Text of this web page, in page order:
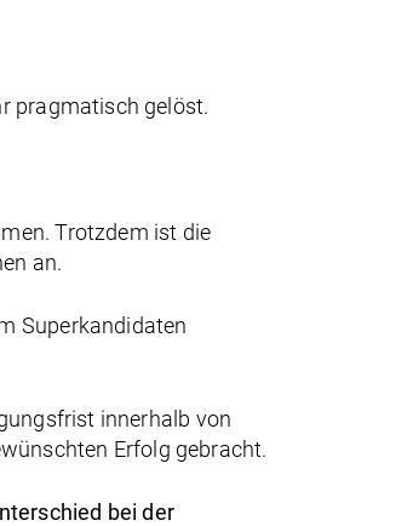
pragmatisch gelöst.
Trotzdem ist die
an.
Superkandidaten
innerhalb von
Erfolg gebracht.
bei der